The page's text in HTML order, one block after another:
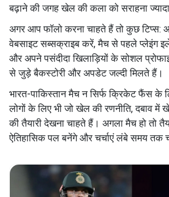
बढ़ाने की जगह खेल की कला को सराहना
अगर आप फॉलो करना चाहते हैं तो कुछ
वेबसाइट सब्सक्राइब करें, मैच से पहले प्लेइंग
और अपने पसंदीदा खिलाड़ियों के सोशल
से जुड़े बैकस्टोरी और अपडेट जल्दी मिलते हैं।
भारत-पाकिस्तान मैच न सिर्फ क्रिकेट फैंस के
लोगों के लिए भी जो खेल की रणनीति, दबाव
की तैयारी देखना चाहते हैं। अगला मैच हो तो
ऐतिहासिक पल बनेंगे और चर्चाएं लंबे समय तक